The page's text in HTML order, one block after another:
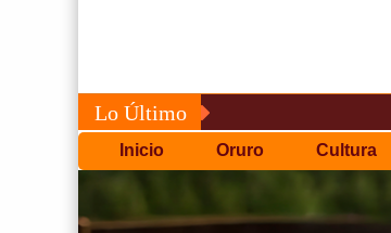
Lo Último
Inicio Oruro Cultura